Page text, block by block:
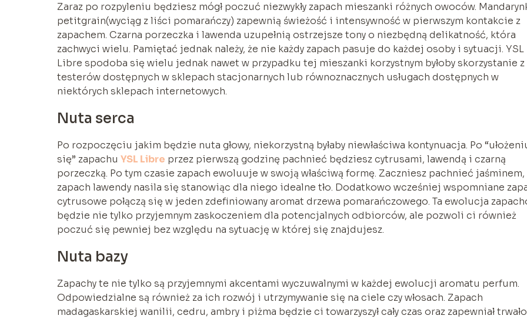
Zaraz po rozpyleniu będziesz mógł poczuć niezwykły zapach mieszanki różnych owoców.
petitgrain(wyciąg z liści pomarańczy) zapewnią świeżość i intensywność w pierwszym kontakcie z
zapachem. Czarna porzeczka i lawenda uzupełnią ostrzejsze tony o niezbędną delikatność, która
zachwyci wielu. Pamiętać jednak należy, że nie każdy zapach pasuje do każdej osoby i sytuacji. YSL
Libre spodoba się wielu jednak nawet w przypadku tej mieszanki korzystnym byłoby skorzystanie z
testerów dostępnych w sklepach stacjonarnych lub równoznacznych usługach dostępnych w
niektórych sklepach internetowych.
Nuta serca
Po rozpoczęciu jakim będzie nuta głowy, niekorzystną byłaby niewłaściwa kontynuacja. Po
się” zapachu YSL Libre przez pierwszą godzinę pachnieć będziesz cytrusami, lawendą i czarną
porzeczką. Po tym czasie zapach ewoluuje w swoją właściwą formę. Zaczniesz pachnieć jaśminem,
zapach lawendy nasila się stanowiąc dla niego idealne tło. Dodatkowo wcześniej wspomniane
cytrusowe połączą się w jeden zdefiniowany aromat drzewa pomarańczowego. Ta ewolucja
będzie nie tylko przyjemnym zaskoczeniem dla potencjalnych odbiorców, ale pozwoli ci również
poczuć się pewniej bez względu na sytuację w której się znajdujesz.
Nuta bazy
Zapachy te nie tylko są przyjemnymi akcentami wyczuwalnymi w każdej ewolucji aromatu perfum.
Odpowiedzialne są również za ich rozwój i utrzymywanie się na ciele czy włosach. Zapach
madagaskarskiej wanilii, cedru, ambry i piżma będzie ci towarzyszył cały czas oraz zapewniał